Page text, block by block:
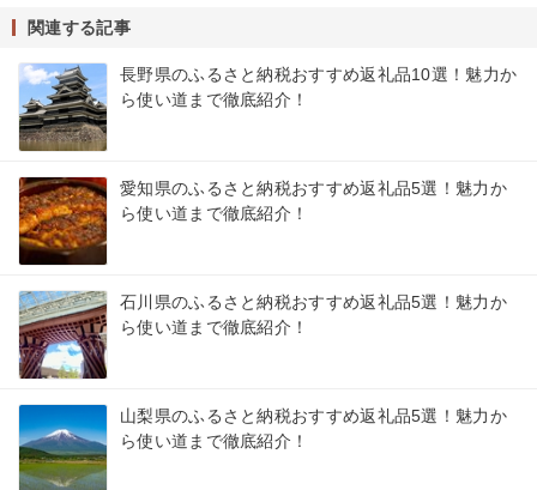
関連する記事
長野県のふるさと納税おすすめ返礼品10選！魅力か
ら使い道まで徹底紹介！
愛知県のふるさと納税おすすめ返礼品5選！魅力か
ら使い道まで徹底紹介！
石川県のふるさと納税おすすめ返礼品5選！魅力か
ら使い道まで徹底紹介！
山梨県のふるさと納税おすすめ返礼品5選！魅力か
ら使い道まで徹底紹介！